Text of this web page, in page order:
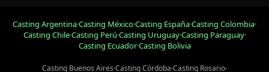
Casting Argentina·Casting México·Casting España·Casting Colombia·
Casting Chile·Casting Perú·Casting Uruguay·Casting Paraguay·
Casting Ecuador·Casting Bolivia
Casting Buenos Aires·Casting Córdoba·Casting Rosario·